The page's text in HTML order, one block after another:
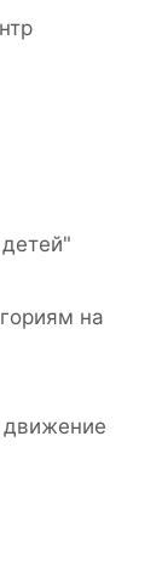
на
движение